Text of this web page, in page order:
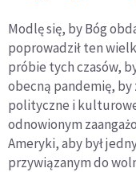
Modlę się, by Bóg
poprowadził ten
próbie tych czasów,
obecną pandemię, by
polityczne i
odnowionym
Ameryki, aby był
przywiązanym do